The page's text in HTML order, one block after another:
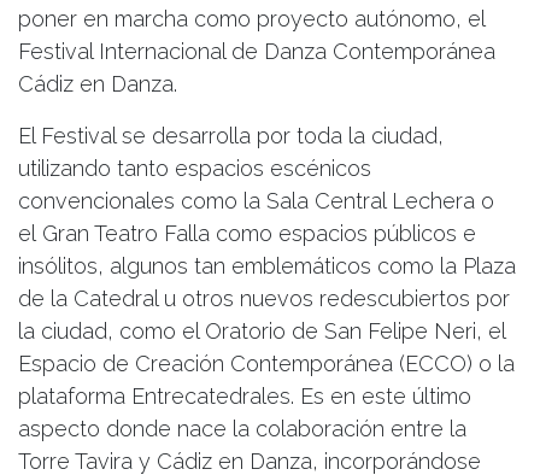
poner en marcha como proyecto autónomo, el
Festival Internacional de Danza Contemporánea
Cádiz en Danza.
El Festival se desarrolla por toda la ciudad,
utilizando tanto espacios escénicos
convencionales como la Sala Central Lechera o
el Gran Teatro Falla como espacios públicos e
insólitos, algunos tan emblemáticos como la Plaza
de la Catedral u otros nuevos redescubiertos por
la ciudad, como el Oratorio de San Felipe Neri, el
Espacio de Creación Contemporánea (ECCO) o la
plataforma Entrecatedrales. Es en este último
aspecto donde nace la colaboración entre la
Torre Tavira y Cádiz en Danza, incorporándose